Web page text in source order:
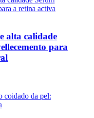
alta calidade
para